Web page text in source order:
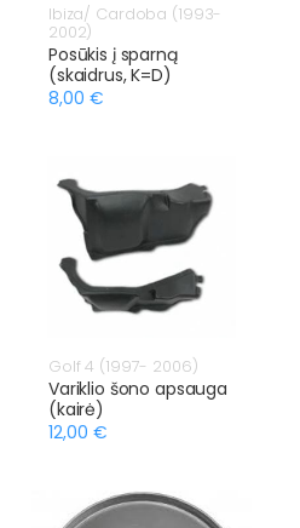
Ibiza/ Cardoba (1993-
2002)
Posūkis į sparną
(skaidrus, K=D)
8,00 €
Golf 4 (1997- 2006)
Variklio šono apsauga
(kairė)
12,00 €